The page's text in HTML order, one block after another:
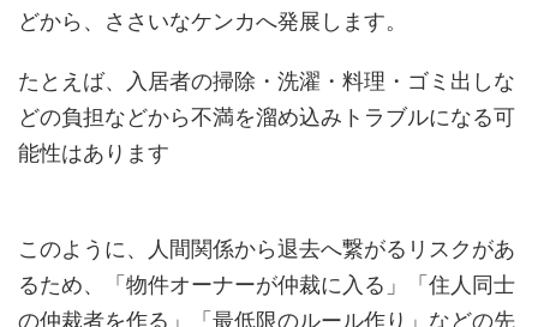
どから、ささいなケンカへ発展します。
たとえば、入居者の掃除・洗濯・料理・ゴミ出しな
どの負担などから不満を溜め込みトラブルになる可
能性はあります
このように、人間関係から退去へ繋がるリスクがあ
るため、「物件オーナーが仲裁に入る」「住人同士
の仲裁者を作る」「最低限のルール作り」などの先